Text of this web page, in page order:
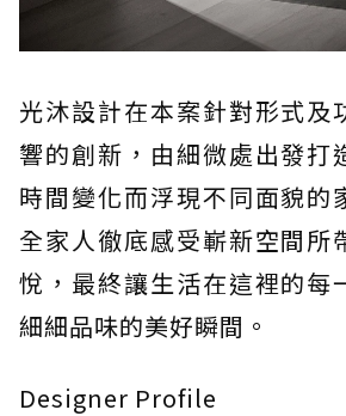
光沐設計在本案針對形式及
響的創新，由細微處出發打
時間變化而浮現不同面貌的
全家人徹底感受嶄新空間所
悅，最終讓生活在這裡的每
細細品味的美好瞬間。
Designer Profile